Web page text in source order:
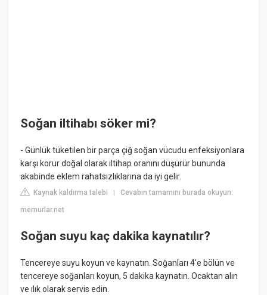
Soğan iltihabı söker mi?
- Günlük tüketilen bir parça çiğ soğan vücudu enfeksiyonlara
karşı korur doğal olarak iltihap oranını düşürür bununda
akabinde eklem rahatsızlıklarına da iyi gelir.
Kaynak kaldırma talebi |Cevabın tamamını burada okuyun:
memurlar.net
Soğan suyu kaç dakika kaynatılır?
Tencereye suyu koyun ve kaynatın. Soğanları 4'e bölün ve
tencereye soğanları koyun, 5 dakika kaynatın. Ocaktan alın
ve ılık olarak servis edin.